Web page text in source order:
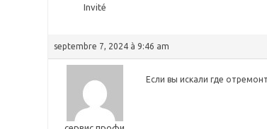
Invité
septembre 7, 2024 à 9:46 am
Если вы искали где